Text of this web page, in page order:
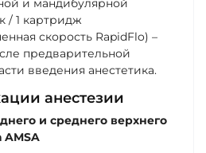
/ 1 картридж
скорость RapidFlo) –
предварительной
введения анестетика.
анестезии
и среднего верхнего
AMSA